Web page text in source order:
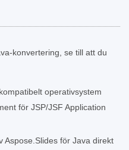
konvertering, se till att du
operativsystem
för JSP/JSF Application
Aspose.Slides för Java direkt